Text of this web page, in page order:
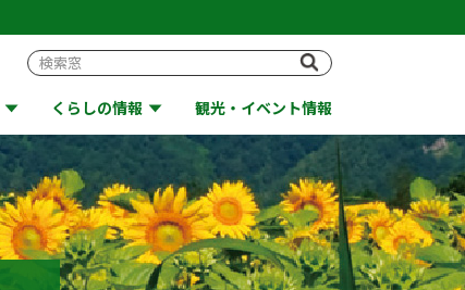
くらしの情報 観光・イベント情報